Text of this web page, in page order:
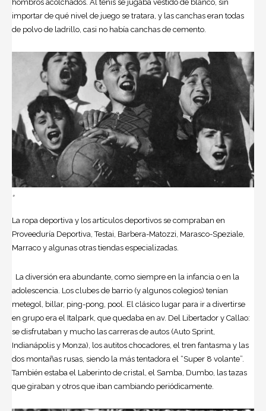
hombros acolchados. Al tenis se jugaba vestido de blanco, sin
importar de qué nivel de juego se tratara, y las canchas eran todas
de polvo de ladrillo, casi no había canchas de cemento.
+
La ropa deportiva y los artículos deportivos se compraban en
Proveeduría Deportiva, Testai, Barbera-Matozzi, Marasco-Speziale,
Marraco y algunas otras tiendas especializadas.
La diversión era abundante, como siempre en la infancia o en la
adolescencia. Los clubes de barrio (y algunos colegios) tenían
metegol, billar, ping-pong, pool. El clásico lugar para ir a divertirse
en grupo era el Italpark, que quedaba en av. Del Libertador y Callao:
se disfrutaban y mucho las carreras de autos (Auto Sprint,
Indianápolis y Monza), los autitos chocadores, el tren fantasma y las
dos montañas rusas, siendo la más tentadora el “Super 8 volante”.
También estaba el Laberinto de cristal, el Samba, Dumbo, las tazas
que giraban y otros que iban cambiando periódicamente.